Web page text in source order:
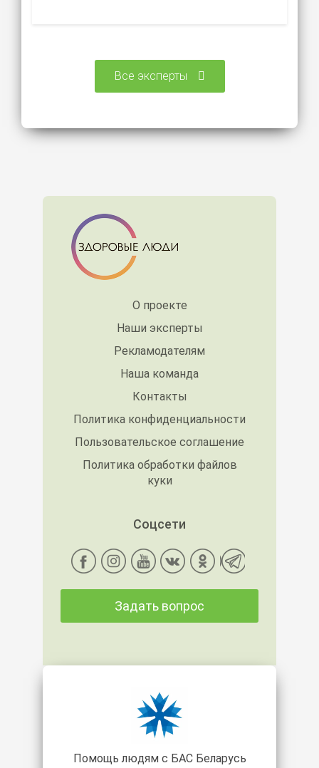
Все эксперты
О проекте
Наши эксперты
Рекламодателям
Наша команда
Контакты
Политика конфиденциальности
Пользовательское соглашение
Политика обработки файлов
куки
Соцсети
Задать вопрос
Помощь людям с БАС Беларусь